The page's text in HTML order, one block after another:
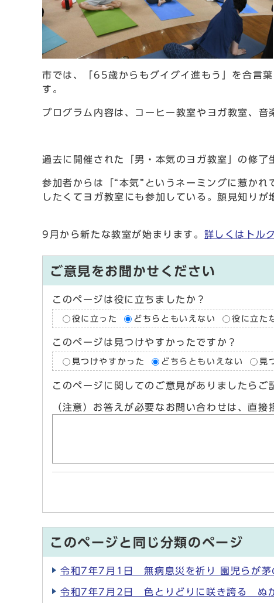
市では、「65歳からもグイグイ進もう」を合言
す。
プログラム内容は、コーヒー教室やヨガ教室、音
過去に開催された「男・本気のヨガ教室」の修了
参加者からは「“本気”というネーミングに惹か
したくてヨガ教室にも参加している。顔見知りが
9月から新たな教室が始まります。 詳しくはトル
ご意見をお聞かせください
このページは役に立ちましたか？
役に立った どちらともいえない 役に立た
このページは見つけやすかったですか？
見つけやすかった どちらともいえない 見
このページに関してのご意見がありましたらご
（注意）お答えが必要なお問い合わせは、直
このページと同じ分類のページ
令和7年7月1日 無病息災を祈り 園児らが茅
令和7年7月2日 色とりどりに咲き誇る ぬ